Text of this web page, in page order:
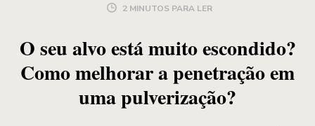
2 MINUTOS PARA LER
O seu alvo está muito escondido?
Como melhorar a penetração em
uma pulverização?